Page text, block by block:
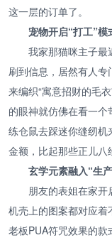
这一层的订单了。
宠物开启“打工”模
我家那猫咪主子最
刷到信息，居然有人
来编织“寓意招财的毛
的眼神就仿佛在看一
练仓鼠去踩迷你缝纫
金额，比起那些正儿八
玄学元素融入“生
朋友的表姐在家开
机壳上的图案都对应着
老板PUA符咒效果的款